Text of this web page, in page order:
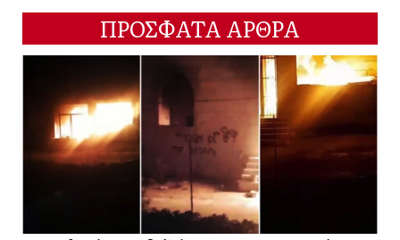
ΠΡΟΣΦΑΤΑ ΑΡΘΡΑ